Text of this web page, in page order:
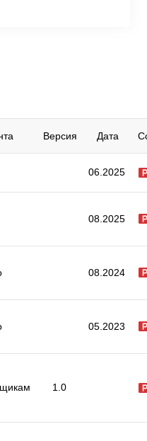
Версия Дата
06.2025
08.2025
08.2024
05.2023
1.0